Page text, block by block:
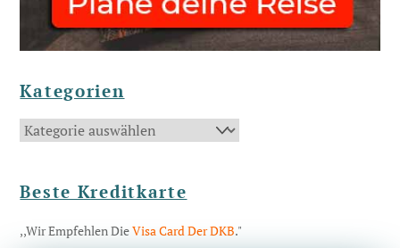
Kategorien
Kategorien
Beste Kreditkarte
,,Wir Empfehlen DieVisa Card Der DKB."